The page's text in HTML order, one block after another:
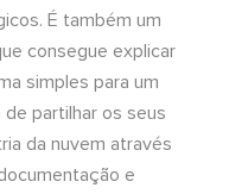
É também um
consegue explicar
simples para um
partilhar os seus
da nuvem através
e